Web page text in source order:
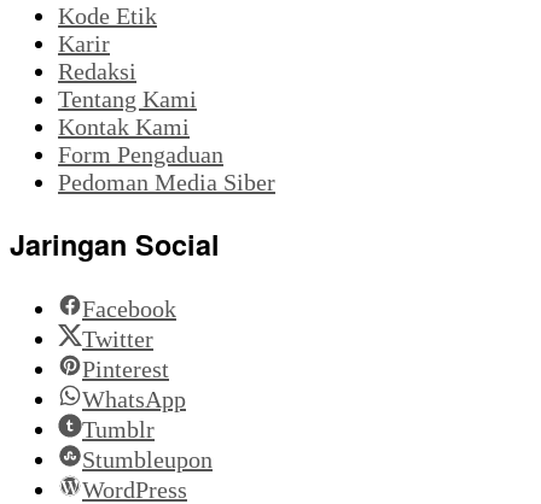
Kode Etik
Karir
Redaksi
Tentang Kami
Kontak Kami
Form Pengaduan
Pedoman Media Siber
Jaringan Social
Facebook
Twitter
Pinterest
WhatsApp
Tumblr
Stumbleupon
WordPress